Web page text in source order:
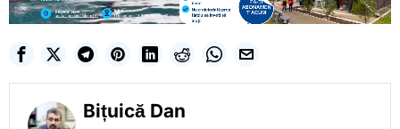
Bițuică Dan